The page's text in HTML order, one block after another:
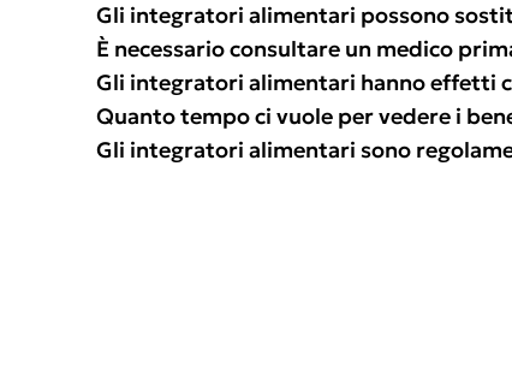
Gli integratori alimentari possono
È necessario consultare un medico
Gli integratori alimentari hanno effetti
Quanto tempo ci vuole per vedere i
Gli integratori alimentari sono